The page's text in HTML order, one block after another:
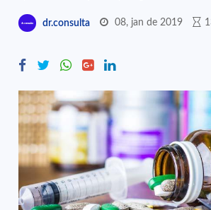
dr.consulta 08, jan de 2019